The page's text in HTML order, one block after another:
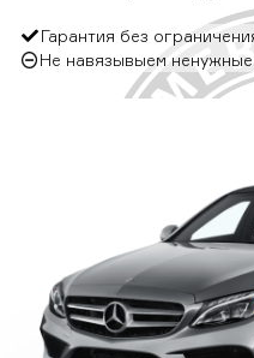
Гарантия без
Не навязывыем